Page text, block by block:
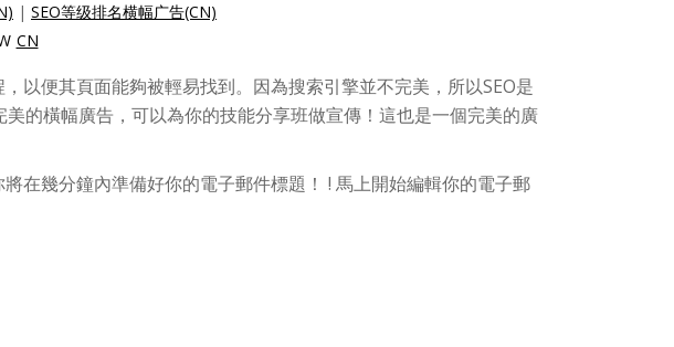
| SEO等级排名横幅广告(CN)
CN
以便其頁面能夠被輕易找到。因為搜索引擎並不完美，所以SEO是
的橫幅廣告，可以為你的技能分享班做宣傳！這也是一個完美的廣
在幾分鐘內準備好你的電子郵件標題！ ! 馬上開始編輯你的電子郵